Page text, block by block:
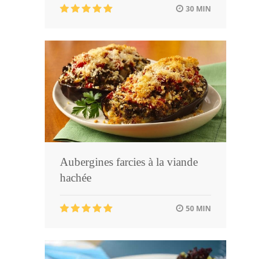
30 MIN
Aubergines farcies à la viande
hachée
50 MIN